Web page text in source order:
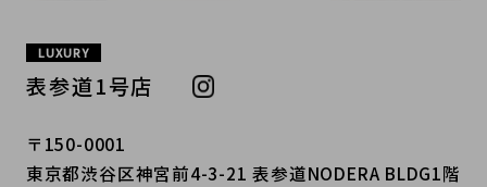
LUXURY
表参道1号店
〒150-0001
東京都渋谷区神宮前4-3-21 表参道NODERA BLDG1階